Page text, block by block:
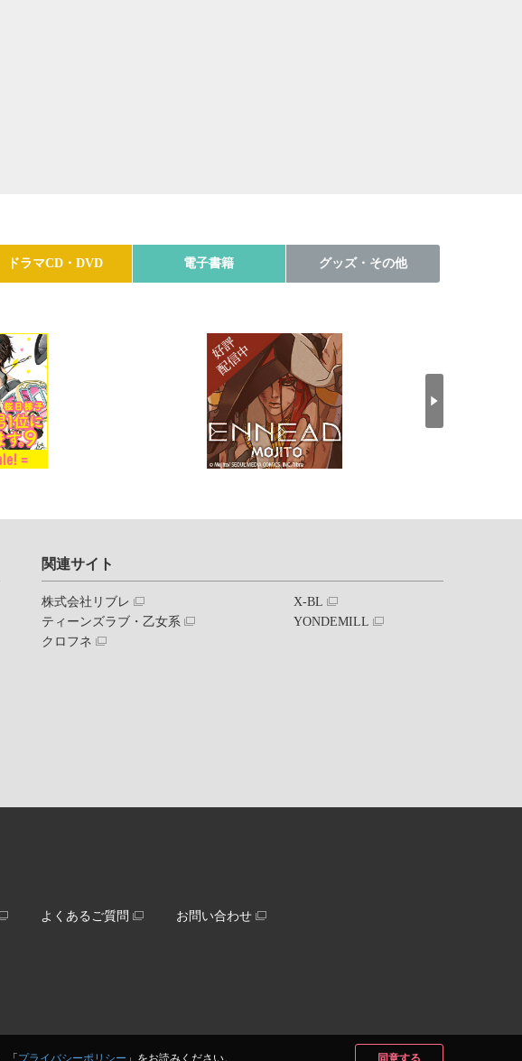
「 プライバシーポリシー 」をお読みください。 同意する
ドラマCD・DVD 電子書籍 グッズ・その他
関連サイト
株式会社リブレ
ティーンズラブ・乙女系
クロフネ
X-BL
YONDEMILL
よくあるご質問 お問い合わせ